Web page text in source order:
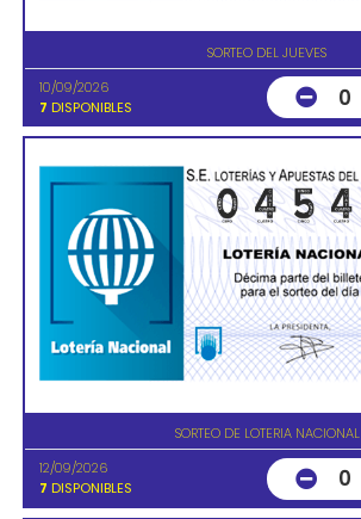
SORTEO DEL JUEVES
10/09/2026
7 DISPONIBLES 0
SORTEO DE LOTERIA NACIONAL
12/09/2026
7 DISPONIBLES 0